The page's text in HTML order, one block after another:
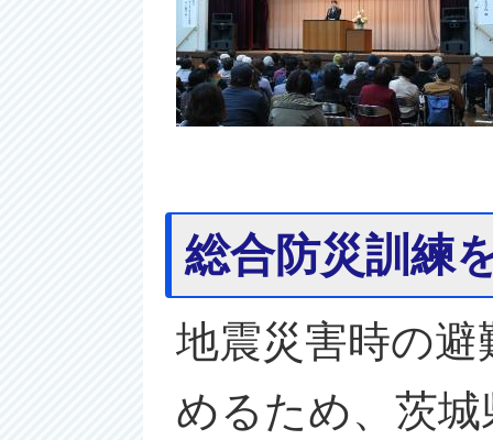
総合防災訓練
地震災害時の
めるため、茨